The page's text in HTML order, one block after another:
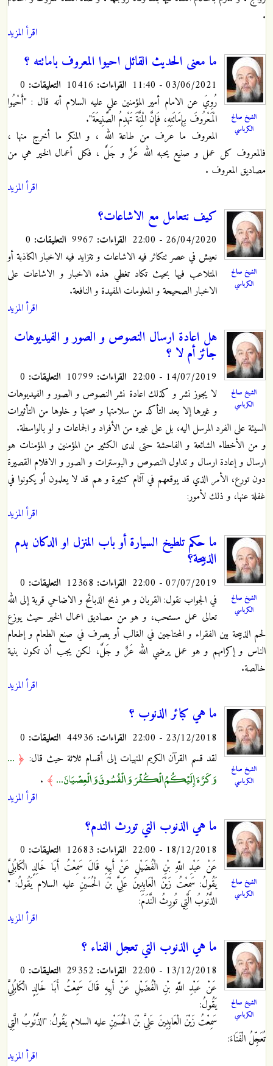
.
اقرأ المزيد
الشيخ صالح
الكرباسي
ما معنى الحديث القائل احيوا المعروف باماتته ؟
03/06/2021 - 11:40 القراءات: التعليقات:
رُوِيَ عن الامام أمير المؤمنين علي عليه السلام أنه قال : "أَحْيُوا
الْمَعْرُوفَ بِإِمَاتَتِهِ، فَإِنَّ الْمِنَّةَ تَهْدِمُ الصَّنِيعَةَ".
المعروف ما عرف من طاعة الله ، و المنكر ما أخرج منها ،
فالمعروف كل عمل و صنيع يحبه الله عَزَّ و جَلَّ ، فكل أعمال الخير هي من
مصاديق المعروف .
اقرأ المزيد
الشيخ صالح
الكرباسي
كيف نتعامل مع الاشاعات؟
26/04/2020 - 22:00 القراءات: التعليقات:
نعيش في عصر تتكاثر فيه الاشاعات و تتزايد فيه الاخبار الكاذبة أو
المتلاعب فيها بحيث تكاد تغطي هذه الاخبار و الاشاعات على
الاخبار الصحيحة و المعلومات المفيدة و النافعة.
اقرأ المزيد
الشيخ صالح
الكرباسي
هل اعادة ارسال النصوص و الصور و الفيديوهات
جائز أم لا ؟
14/07/2019 - 22:00 القراءات: التعليقات:
لا يجوز نشر و كذلك اعادة نشر النصوص و الصور و الفيديوهات
و غيرها إلا بعد التأكد من سلامتها و صحتها و خلوها من التأثيرات
السيئة على الفرد المرسل اليه، بل على غيره من الأفراد و الجماعات و لو بالواسطة.
و من الأخطاء الشائعة و الفاحشة حتى لدى الكثير من المؤمنين و المؤمنات هو
ارسال و إعادة ارسال و تداول النصوص و البوسترات و الصور و الافلام القصيرة
دون تورع، الأمر الذي قد يوقعهم في آثام كثيرة و هم قد لا يعلمون أو يكونوا في
غفلة عنها، و ذلك لأمور:
اقرأ المزيد
الشيخ صالح
الكرباسي
ما حكم تلطيخ السيارة أو باب المنزل او الدكان بدم
الذبيحة؟
07/07/2019 - 22:00 القراءات: التعليقات:
في الجواب نقول: القربان و هو ذبح الذبائح و الاضاحي قربة إلى الله
تعالى عمل مستحب، و هو من مصاديق اعمال الخير حيث يوزع
لحم الذبيحة بين الفقراء و المحتاجين في الغالب أو يصرف في صنع الطعام و إطعام
الناس و إكرامهم و هو عمل يرضي الله عَزَّ و جَلَّ، لكن يجب أن تكون بنية
خالصة.
اقرأ المزيد
الشيخ صالح
الكرباسي
ما هي كبائر الذنوب ؟
23/12/2018 - 22:00 القراءات: التعليقات:
لقد قسم القرآن الكريم المنهيات إلى أقسام ثلاثة حيث قال: ﴿ ...
وَكَرَّهَ إِلَيْكُمُ الْكُفْرَ وَالْفُسُوقَ وَالْعِصْيَانَ ... ﴾ .
اقرأ المزيد
الشيخ صالح
الكرباسي
ما هي الذنوب التي تورث الندم؟
18/12/2018 - 22:00 القراءات: التعليقات:
عَنْ عَبْدِ اللَّهِ بْنِ الْفُضَيْلِ عَنْ أَبِيهِ قَالَ سَمِعْتُ أَبَا خَالِدٍ الْكَابُلِيَّ
يَقُولُ: سَمِعْتُ زَيْنَ الْعَابِدِينَ عَلِيَّ بْنَ الْحُسَيْنِ عليه السلام يَقُولُ‏: "
الذُّنُوبُ الَّتِي تُورِثُ النَّدَمَ:
اقرأ المزيد
الشيخ صالح
الكرباسي
ما هي الذنوب التي تعجل الفناء ؟
13/12/2018 - 22:00 القراءات: التعليقات:
عَنْ عَبْدِ اللَّهِ بْنِ الْفُضَيْلِ عَنْ أَبِيهِ قَالَ سَمِعْتُ أَبَا خَالِدٍ الْكَابُلِيَّ
يَقُولُ:
سَمِعْتُ زَيْنَ الْعَابِدِينَ عَلِيَّ بْنَ الْحُسَيْنِ عليه السلام يَقُولُ‏: "الذُّنُوبُ الَّتِي
تُعَجِّلُ الْفَنَاءَ:
اقرأ المزيد